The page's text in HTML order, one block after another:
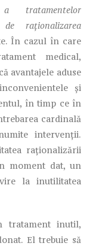
tratamentelor
raționalizarea
În cazul în care
medical,
avantajele aduse
și
în timp ce în
cardinală
intervenții.
raționalizării
moment dat, un
la inutilitatea
tratament inutil,
El trebuie să